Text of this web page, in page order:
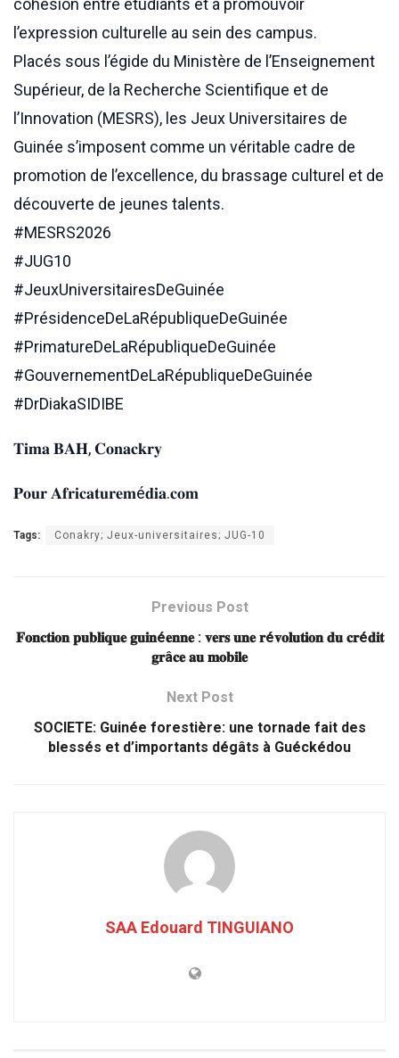
cohésion entre étudiants et à promouvoir
l’expression culturelle au sein des campus.
Placés sous l’égide du Ministère de l’Enseignement
Supérieur, de la Recherche Scientifique et de
l’Innovation (MESRS), les Jeux Universitaires de
Guinée s’imposent comme un véritable cadre de
promotion de l’excellence, du brassage culturel et de
découverte de jeunes talents.
#MESRS2026
#JUG10
#JeuxUniversitairesDeGuinée
#PrésidenceDeLaRépubliqueDeGuinée
#PrimatureDeLaRépubliqueDeGuinée
#GouvernementDeLaRépubliqueDeGuinée
#DrDiakaSIDIBE
𝐓𝐢𝐦𝐚 𝐁𝐀𝐇, 𝐂𝐨𝐧𝐚𝐜𝐤𝐫𝐲
𝐏𝐨𝐮𝐫 𝐀𝐟𝐫𝐢𝐜𝐚𝐭𝐮𝐫𝐞𝐦é𝐝𝐢𝐚.𝐜𝐨𝐦
Tags: Conakry; Jeux-universitaires; JUG-10
Previous Post
𝐅𝐨𝐧𝐜𝐭𝐢𝐨𝐧 𝐩𝐮𝐛𝐥𝐢𝐪𝐮𝐞 𝐠𝐮𝐢𝐧é𝐞𝐧𝐧𝐞 : 𝐯𝐞𝐫𝐬 𝐮𝐧𝐞 𝐫é𝐯𝐨𝐥𝐮𝐭𝐢𝐨𝐧 𝐝𝐮 𝐜𝐫é𝐝𝐢𝐭
𝐠𝐫â𝐜𝐞 𝐚𝐮 𝐦𝐨𝐛𝐢𝐥𝐞
Next Post
SOCIETE: Guinée forestière: une tornade fait des
blessés et d’importants dégâts à Guéckédou
SAA Edouard TINGUIANO